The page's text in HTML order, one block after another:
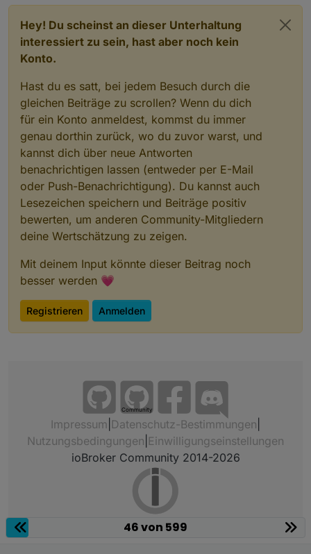
Hey! Du scheinst an dieser Unterhaltung
interessiert zu sein, hast aber noch kein
Konto.
Hast du es satt, bei jedem Besuch durch die
gleichen Beiträge zu scrollen? Wenn du dich
für ein Konto anmeldest, kommst du immer
genau dorthin zurück, wo du zuvor warst, und
kannst dich über neue Antworten
benachrichtigen lassen (entweder per E-Mail
oder Push-Benachrichtigung). Du kannst auch
Lesezeichen speichern und Beiträge positiv
bewerten, um anderen Community-Mitgliedern
deine Wertschätzung zu zeigen.
Mit deinem Input könnte dieser Beitrag noch
besser werden 💗
Registrieren Anmelden
Community
Impressum Datenschutz-Bestimmungen
Nutzungsbedingungen Einwilligungseinstellungen
ioBroker Community 2014-2026
46 von 599